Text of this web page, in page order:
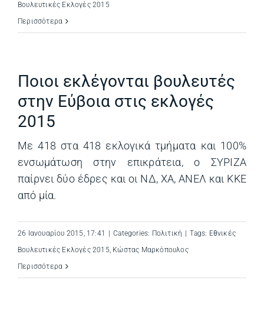
Βουλευτικές Εκλογές 2015
Περισσότερα
Ποιοι εκλέγονται βουλευτές
στην Εύβοια στις εκλογές
2015
Με 418 στα 418 εκλογικά τμήματα και 100%
ενσωμάτωση στην επικράτεια, ο ΣΥΡΙΖΑ
παίρνει δύο έδρες και οι ΝΔ, ΧΑ, ΑΝΕΛ και ΚΚΕ
από μία.
26 Ιανουαρίου 2015, 17:41 Categories: Πολιτική Tags: Εθνικές
Βουλευτικές Εκλογές 2015, Κώστας Μαρκόπουλος
Περισσότερα